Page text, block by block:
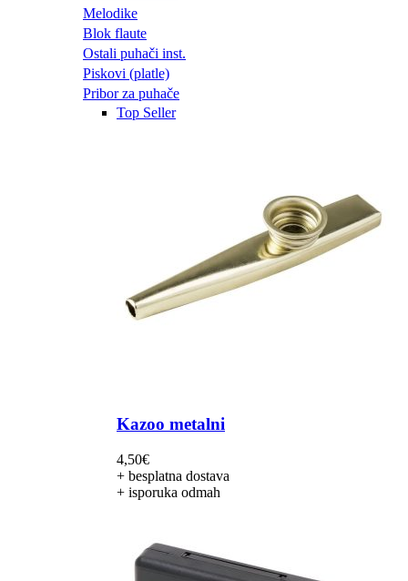
Melodike
Blok flaute
Ostali puhači inst.
Piskovi (platle)
Pribor za puhače
Top Seller
Kazoo metalni
4,50€
+ besplatna dostava
+ isporuka odmah